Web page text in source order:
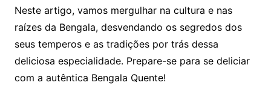
Neste artigo, vamos mergulhar na cultura e nas
raízes da Bengala, desvendando os segredos dos
seus temperos e as tradições por trás dessa
deliciosa especialidade. Prepare-se para se deliciar
com a autêntica Bengala Quente!